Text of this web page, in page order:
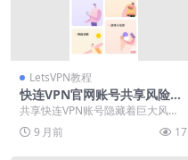
LetsVPN教程
快连VPN官网账号共享风险提
示
共享快连VPN账号隐藏着巨大风
险，可能导致隐私数据泄露、承担
法律连带责任及网络速...
9 月前 17